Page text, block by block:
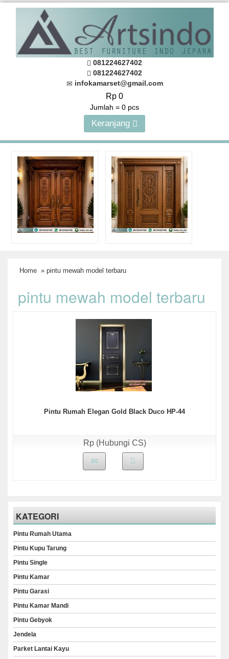
081224627402
081224627402
infokamarset@gmail.com
Rp 0
Jumlah = 0 pcs
Keranjang
Home » pintu mewah model terbaru
pintu mewah model terbaru
Pintu Rumah Elegan Gold Black Duco HP-44
Rp (Hubungi CS)
KATEGORI
Pintu Rumah Utama
Pintu Kupu Tarung
Pintu Single
Pintu Kamar
Pintu Garasi
Pintu Kamar Mandi
Pintu Gebyok
Jendela
Parket Lantai Kayu